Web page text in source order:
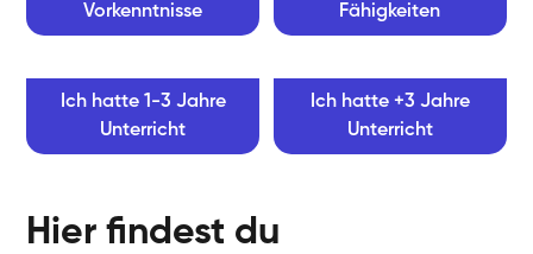
Vorkenntnisse
Fähigkeiten
Ich hatte 1-3 Jahre
Unterricht
Ich hatte +3 Jahre
Unterricht
Hier findest du